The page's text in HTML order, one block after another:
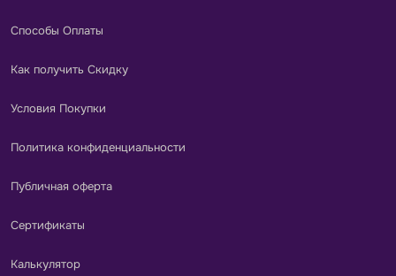
Способы Оплаты
Как получить Скидку
Условия Покупки
Политика конфиденциальности
Публичная оферта
Сертификаты
Калькулятор